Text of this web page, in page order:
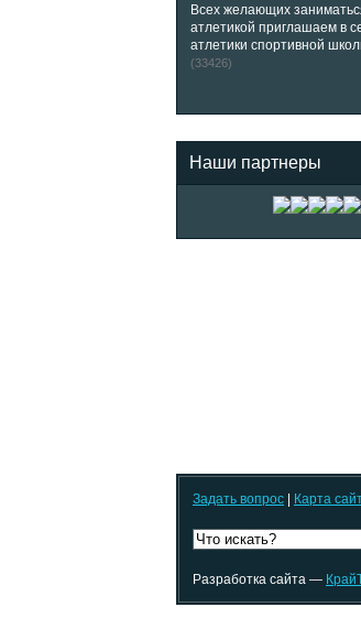
Всех желающих
атлетикой приглашаем в
атлетики спортивной
(33426)
Наши партнеры
Задать вопрос Карта
Разработка сайта —